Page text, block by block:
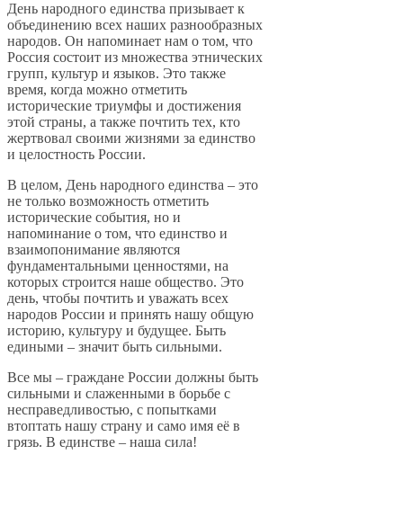
День народного единства призывает к
объединению всех наших разнообразных
народов. Он напоминает нам о том, что
Россия состоит из множества этнических
групп, культур и языков. Это также
время, когда можно отметить
исторические триумфы и достижения
этой страны, а также почтить тех, кто
жертвовал своими жизнями за единство
и целостность России.
В целом, День народного единства – это
не только возможность отметить
исторические события, но и
напоминание о том, что единство и
взаимопонимание являются
фундаментальными ценностями, на
которых строится наше общество. Это
день, чтобы почтить и уважать всех
народов России и принять нашу общую
историю, культуру и будущее. Быть
едиными – значит быть сильными.
Все мы – граждане России должны быть
сильными и слаженными в борьбе с
несправедливостью, с попытками
втоптать нашу страну и само имя её в
грязь. В единстве – наша сила!